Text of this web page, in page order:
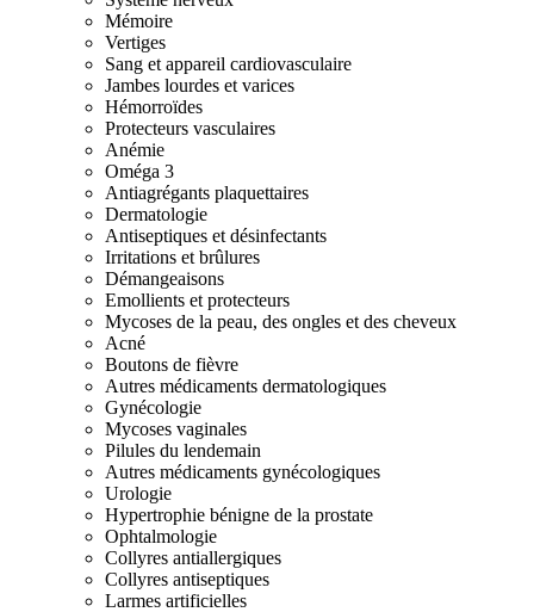
Mémoire
Vertiges
Sang et appareil cardiovasculaire
Jambes lourdes et varices
Hémorroïdes
Protecteurs vasculaires
Anémie
Oméga 3
Antiagrégants plaquettaires
Dermatologie
Antiseptiques et désinfectants
Irritations et brûlures
Démangeaisons
Emollients et protecteurs
Mycoses de la peau, des ongles et des cheveux
Acné
Boutons de fièvre
Autres médicaments dermatologiques
Gynécologie
Mycoses vaginales
Pilules du lendemain
Autres médicaments gynécologiques
Urologie
Hypertrophie bénigne de la prostate
Ophtalmologie
Collyres antiallergiques
Collyres antiseptiques
Larmes artificielles